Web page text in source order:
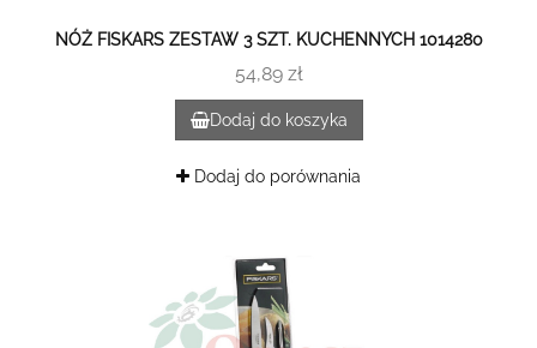
NÓŻ FISKARS ZESTAW 3 SZT. KUCHENNYCH 1014280
54,89 zł
Dodaj do koszyka
Dodaj do porównania